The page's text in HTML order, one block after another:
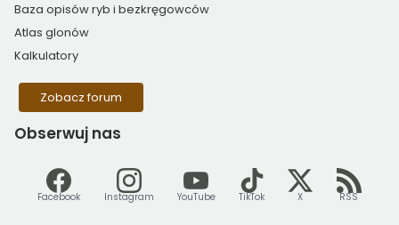
Baza opisów ryb i bezkręgowców
Atlas glonów
Kalkulatory
Zobacz forum
Obserwuj nas
Facebook Instagram YouTube TikTok X RSS